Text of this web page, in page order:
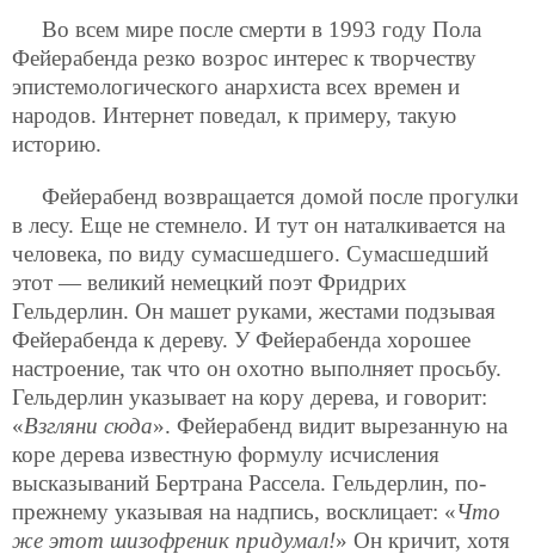
Во всем мире после смерти в 1993 году Пола
Фейерабенда резко возрос интерес к творчеству
эпистемологического анархиста всех времен и
народов. Интернет поведал, к примеру, такую
историю.
Фейерабенд возвращается домой после прогулки
в лесу. Еще не стемнело. И тут он наталкивается на
человека, по виду сумасшедшего. Сумасшедший
этот — великий немецкий поэт Фридрих
Гельдерлин. Он машет руками, жестами подзывая
Фейерабенда к дереву. У Фейерабенда хорошее
настроение, так что он охотно выполняет просьбу.
Гельдерлин указывает на кору дерева, и говорит:
«Взгляни сюда». Фейерабенд видит вырезанную на
коре дерева известную формулу исчисления
высказываний Бертрана Рассела. Гельдерлин, по-
прежнему указывая на надпись, восклицает: «Что
же этот шизофреник придумал!» Он кричит, хотя